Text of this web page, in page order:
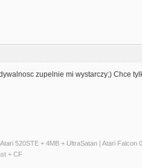
zupelnie mi wystarczy;) Chce
520STE + 4MB + UltraSatan | Atari
+ CF